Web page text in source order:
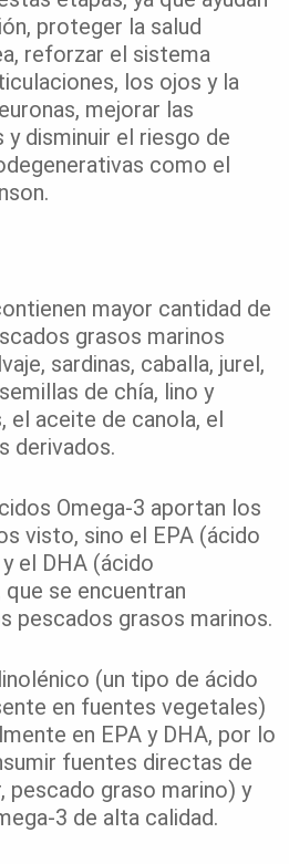
proteger la salud
reforzar el sistema
los ojos y la
mejorar las
disminuir el riesgo de
como el
mayor cantidad de
grasos marinos
sardinas, caballa, jurel,
de chía, lino y
el aceite de canola, el
derivados.
Omega-3 aportan los
visto, sino el EPA (ácido
el DHA (ácido
se encuentran
pescados grasos marinos.
(un tipo de ácido
en fuentes vegetales)
en EPA y DHA, por lo
fuentes directas de
pescado graso marino) y
3 de alta calidad.